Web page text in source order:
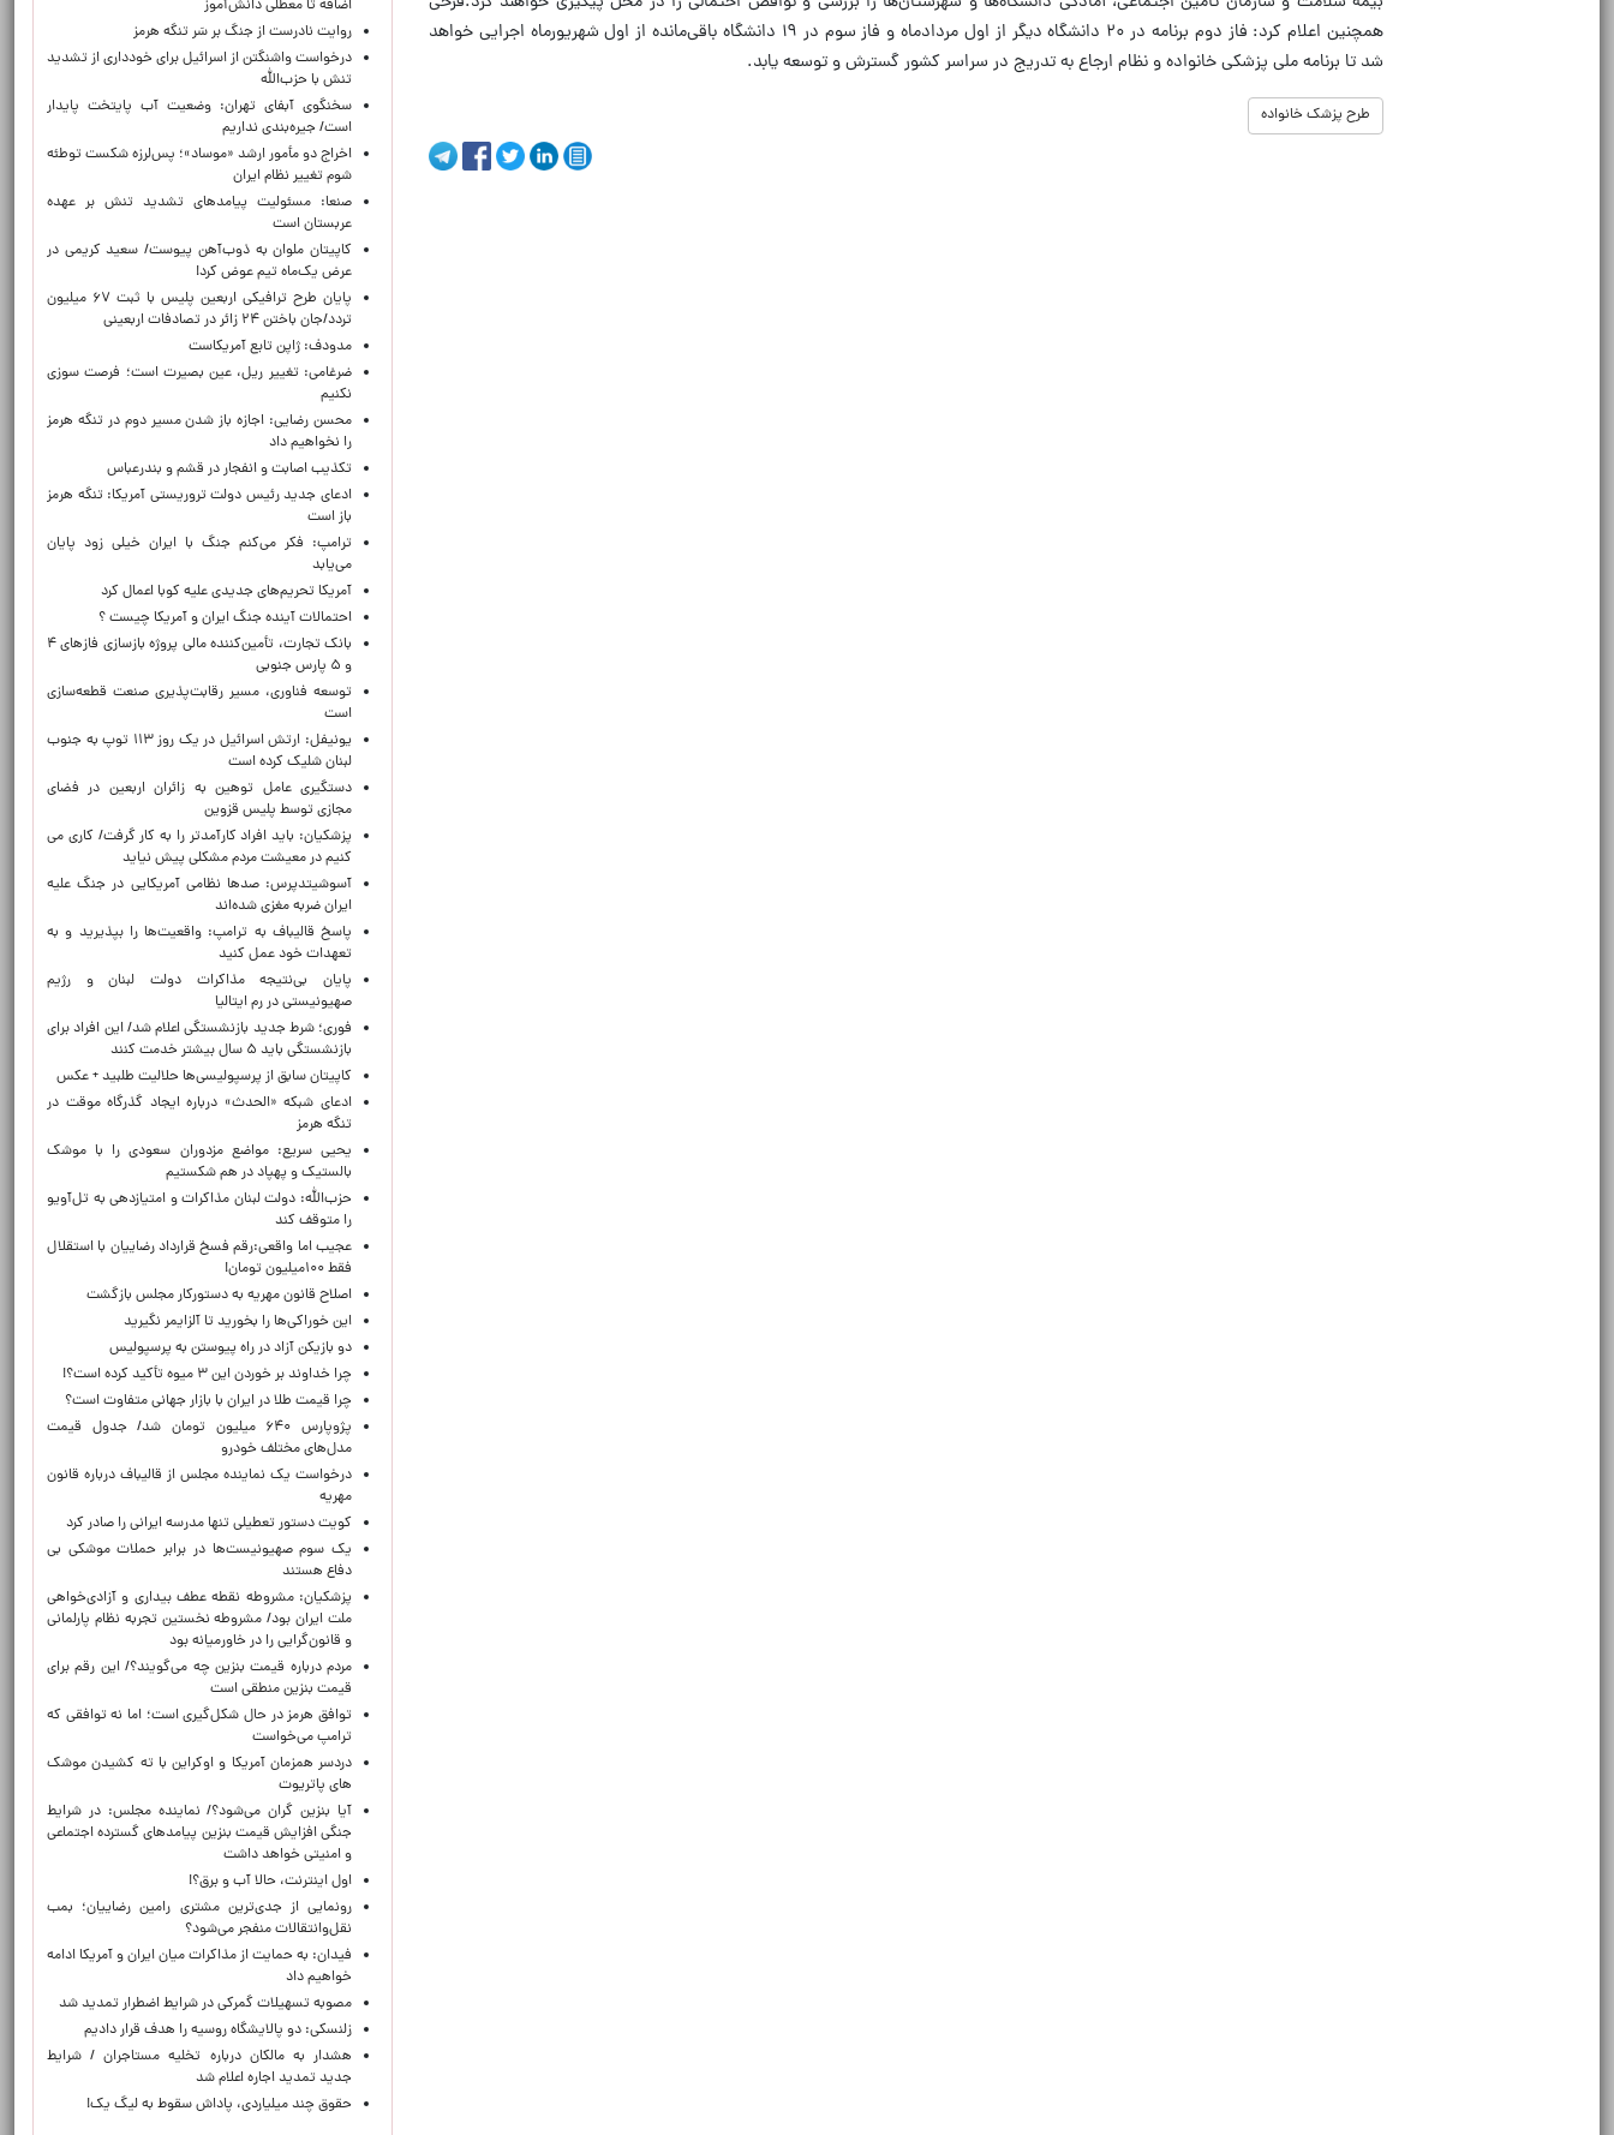
همچنین اعلام کرد: فاز دوم برنامه در ۲۰ دانشگاه دیگر از اول مردادماه و فاز سوم در ۱۹ دانشگاه باقی‌مانده از اول شهریورماه اجرایی خواهد
شد تا برنامه ملی پزشکی خانواده و نظام ارجاع به تدریج در سراسر کشور گسترش و توسعه یابد.
طرح پزشک خانواده
اضافه تا معطلی دانش‌آموز
روایت نادرست از جنگ بر سَر تنگه هرمز
درخواست واشنگتن از اسرائیل برای خودداری از تشدید
تنش با حزب‌الله
سخنگوی آبفای تهران: وضعیت آب پایتخت پایدار
است/ جیره‌بندی نداریم
اخراج دو مأمور ارشد «موساد»؛ پس‌لرزه شکست توطئه
شوم تغییر نظام ایران
صنعا: مسئولیت پیامدهای تشدید تنش بر عهده
عربستان است
کاپیتان ملوان به ذوب‌آهن پیوست/ سعید کریمی در
عرض یک‌ماه تیم عوض کرد!
پایان طرح ترافیکی اربعین پلیس با ثبت ۶۷ میلیون
تردد/جان باختن ۲۴ زائر در تصادفات اربعینی
مدودف: ژاپن تابع آمریکاست
ضرغامی: تغییر ریل، عین بصیرت است؛ فرصت سوزی
نکنیم
محسن رضایی: اجازه باز شدن مسیر دوم در تنگه هرمز
را نخواهیم داد
تکذیب اصابت و انفجار در قشم و بندرعباس
ادعای جدید رئیس دولت تروریستی آمریکا: تنگه هرمز
باز است
ترامپ: فکر می‌کنم جنگ با ایران خیلی زود پایان
می‌یابد
آمریکا تحریم‌های جدیدی علیه کوبا اعمال کرد
احتمالات آینده جنگ ایران و آمریکا چیست ؟
بانک تجارت، تأمین‌کننده مالی پروژه بازسازی فازهای ۴
و ۵ پارس جنوبی
توسعه فناوری، مسیر رقابت‌پذیری صنعت قطعه‌سازی
است
یونیفل: ارتش اسرائیل در یک روز ۱۱۳ توپ به جنوب
لبنان شلیک کرده است
دستگیری عامل توهین به زائران اربعین در فضای
مجازی توسط پلیس قزوین
پزشکیان: باید افراد کارآمدتر را به کار گرفت/ کاری می
کنیم در معیشت مردم مشکلی پیش نیاید
آسوشیتدپرس: صدها نظامی آمریکایی در جنگ علیه
ایران ضربه مغزی شده‌اند
پاسخ قالیباف به ترامپ: واقعیت‌ها را بپذیرید و به
تعهدات خود عمل کنید
پایان بی‌نتیجه مذاکرات دولت لبنان و رژیم
صهیونیستی در رم ایتالیا
فوری؛ شرط جدید بازنشستگی اعلام شد/ این افراد برای
بازنشستگی باید ۵ سال بیشتر خدمت کنند
کاپیتان سابق از پرسپولیسی‌ها حلالیت طلبید + عکس
ادعای شبکه «الحدث» درباره ایجاد گذرگاه موقت در
تنگه هرمز
یحیی سریع: مواضع مزدوران سعودی را با موشک
بالستیک و پهپاد در هم شکستیم
حزب‌الله: دولت لبنان مذاکرات و امتیازدهی به تل‌آویو
را متوقف کند
عجیب اما واقعی:رقم فسخ قرارداد رضاییان با استقلال
فقط ۱۰۰میلیون تومان!
اصلاح قانون مهریه به دستورکار مجلس بازگشت
این خوراکی‌ها را بخورید تا آلزایمر نگیرید
دو بازیکن آزاد در راه پیوستن به پرسپولیس
چرا خداوند بر خوردن این ۳ میوه تأکید کرده است؟!
چرا قیمت طلا در ایران با بازار جهانی متفاوت است؟
پژوپارس ۶۴۰ میلیون تومان شد/ جدول قیمت
مدل‌های مختلف خودرو
درخواست یک نماینده مجلس از قالیباف درباره قانون
مهریه
کویت دستور تعطیلی تنها مدرسه ایرانی را صادر کرد
یک‌ سوم صهیونیست‌ها در برابر حملات موشکی بی
دفاع هستند
پزشکیان: مشروطه نقطه عطف بیداری و آزادی‌خواهی
ملت ایران بود/ مشروطه نخستین تجربه نظام پارلمانی
و قانون‌گرایی را در خاورمیانه بود
مردم درباره قیمت بنزین چه می‌گویند؟/ این رقم برای
قیمت بنزین منطقی است
توافق هرمز در حال شکل‌گیری است؛ اما نه توافقی که
ترامپ می‌خواست
دردسر همزمان آمریکا و اوکراین با ته کشیدن موشک
های پاتریوت
آیا بنزین گران می‌شود؟/ نماینده مجلس: در شرایط
جنگی افزایش قیمت بنزین پیامدهای گسترده اجتماعی
و امنیتی خواهد داشت
اول اینترنت، حالا آب و برق؟!
رونمایی از جدی‌ترین مشتری رامین رضاییان؛ بمب
نقل‌وانتقالات منفجر می‌شود؟
فیدان: به حمایت از مذاکرات میان ایران و آمریکا ادامه
خواهیم داد
مصوبه تسهیلات گمرکی در شرایط اضطرار تمدید شد
زلنسکی: دو پالایشگاه روسیه را هدف قرار دادیم
هشدار به مالکان درباره تخلیه مستاجران / شرایط
جدید تمدید اجاره اعلام شد
حقوق چند میلیاردی، پاداش سقوط به لیگ یک!